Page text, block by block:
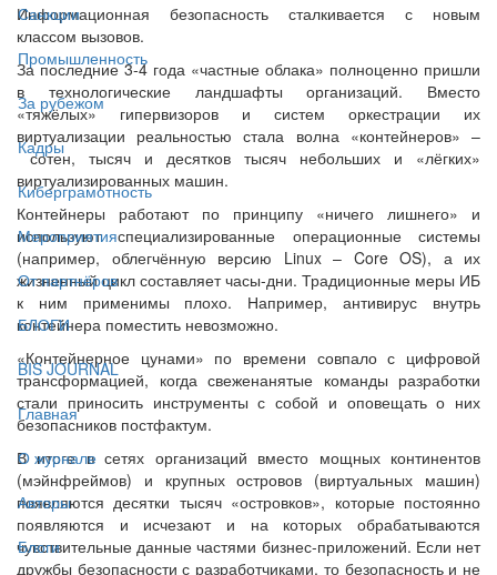
Санкции
Промышленность
За рубежом
Кадры
Киберграмотность
Мероприятия
От партнёров
БЛОГИ
BIS JOURNAL
Главная
О журнале
Авторы
Блоги
Информационная безопасность сталкивается с новым
классом вызовов.
За последние 3-4 года «частные облака» полноценно пришли
в технологические ландшафты организаций. Вместо
«тяжёлых» гипервизоров и систем оркестрации их
виртуализации реальностью стала волна «контейнеров» –
сотен, тысяч и десятков тысяч небольших и «лёгких»
виртуализированных машин.
Контейнеры работают по принципу «ничего лишнего» и
используют специализированные операционные системы
(например, облегчённую версию Linux – Core OS), а их
жизненный цикл составляет часы-дни. Традиционные меры ИБ
к ним применимы плохо. Например, антивирус внутрь
контейнера поместить невозможно.
«Контейнерное цунами» по времени совпало с цифровой
трансформацией, когда свеженанятые команды разработки
стали приносить инструменты с собой и оповещать о них
безопасников постфактум.
В итоге в сетях организаций вместо мощных континентов
(мэйнфреймов) и крупных островов (виртуальных машин)
появляются десятки тысяч «островков», которые постоянно
появляются и исчезают и на которых обрабатываются
чувствительные данные частями бизнес-приложений. Если нет
дружбы безопасности с разработчиками, то безопасность и не